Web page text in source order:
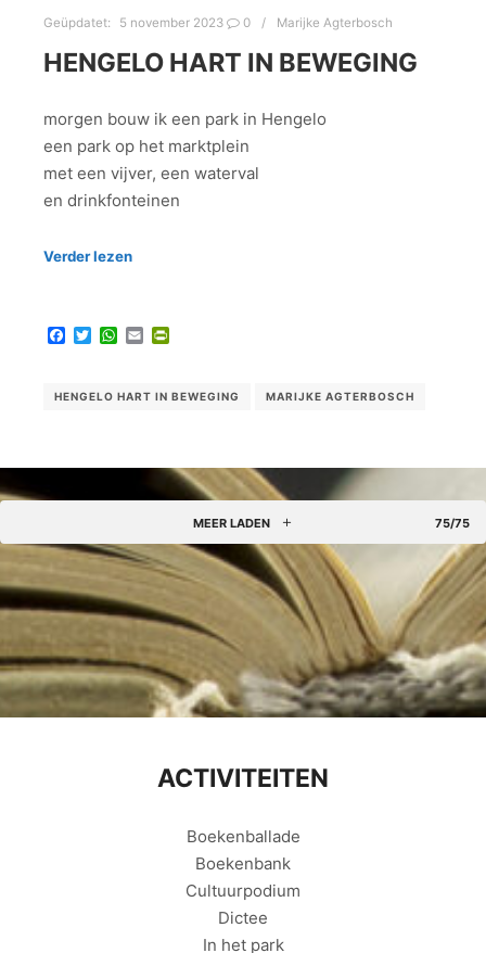
Geüpdatet: 5 november 2023 0 Marijke Agterbosch
HENGELO HART IN BEWEGING
morgen bouw ik een park in Hengelo
een park op het marktplein
met een vijver, een waterval
en drinkfonteinen
Verder lezen
Facebook
TwitterWhatsApp
Email
HENGELO HART IN BEWEGING MARIJKE AGTERBOSCH
MEER LADEN 75/75
ACTIVITEITEN
Boekenballade
Boekenbank
Cultuurpodium
Dictee
In het park